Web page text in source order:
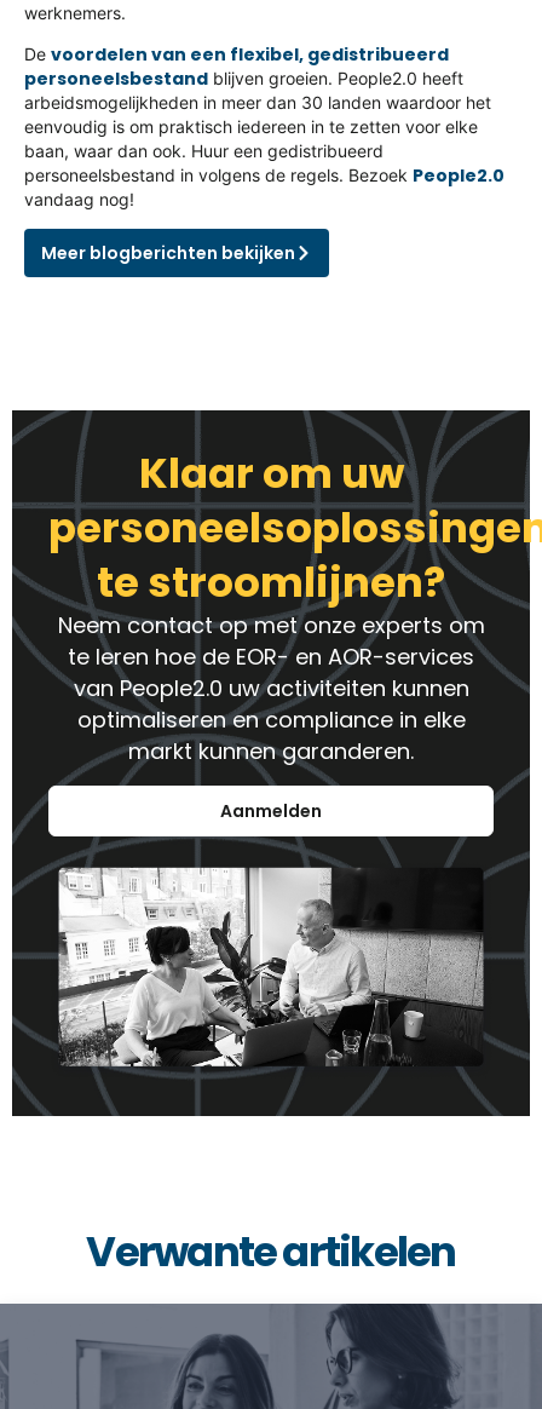
werknemers.
De voordelen van een flexibel, gedistribueerd
personeelsbestand blijven groeien. People2.0 heeft
arbeidsmogelijkheden in meer dan 30 landen waardoor het
eenvoudig is om praktisch iedereen in te zetten voor elke
baan, waar dan ook. Huur een gedistribueerd
personeelsbestand in volgens de regels. Bezoek People2.0
vandaag nog!
Meer blogberichten bekijken
Klaar om uw
te stroomlijnen?
Neem contact op met onze experts om
te leren hoe de EOR- en AOR-services
van People2.0 uw activiteiten kunnen
optimaliseren en compliance in elke
markt kunnen garanderen.
Aanmelden
Verwante artikelen